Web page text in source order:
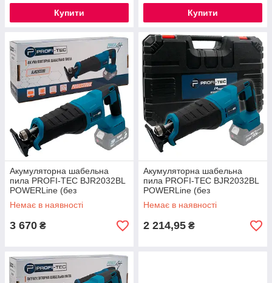
Купити Купити
Акумуляторна шабельна
пила PROFI-TEC BJR2032BL
POWERLine (без
акумулятора та зарядного
пристрою)
Немає в наявності
3 670 ₴
Акумуляторна шабельна
пила PROFI-TEC BJR2032BL
POWERLine (без
акумулятора та зарядного
пристрою)
Немає в наявності
2 214,95 ₴